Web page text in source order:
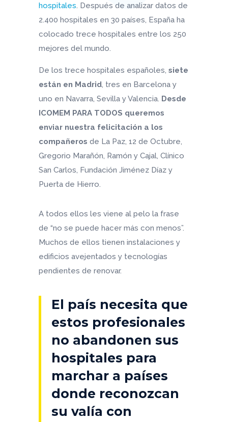
hospitales . Después de analizar datos de
2.400 hospitales en 30 países, España ha
colocado trece hospitales entre los 250
mejores del mundo.
De los trece hospitales españoles, siete
están en Madrid, tres en Barcelona y
uno en Navarra, Sevilla y Valencia. Desde
ICOMEM PARA TODOS queremos
enviar nuestra felicitación a los
compañeros de La Paz, 12 de Octubre,
Gregorio Marañón, Ramón y Cajal, Clínico
San Carlos, Fundación Jiménez Díaz y
Puerta de Hierro.
A todos ellos les viene al pelo la frase
de “no se puede hacer más con menos”.
Muchos de ellos tienen instalaciones y
edificios avejentados y tecnologías
pendientes de renovar.
El país necesita que
estos profesionales
no abandonen sus
hospitales para
marchar a países
donde reconozcan
su valía con